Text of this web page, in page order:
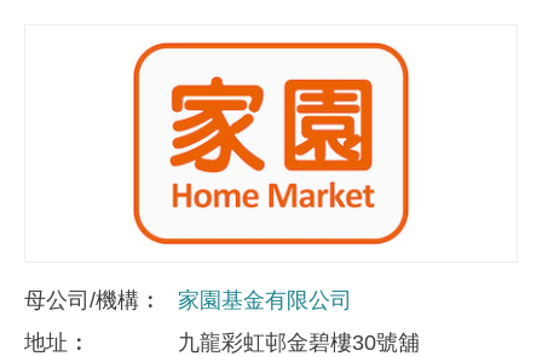
母公司/機構
家園基金有限公司
地址
九龍彩虹邨金碧樓30號舖